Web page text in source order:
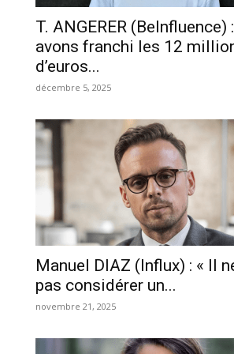
T. ANGERER (BeInfluence)
avons franchi les 12
d’euros...
décembre 5, 2025
Manuel DIAZ (Influx) : « Il
pas considérer un...
novembre 21, 2025